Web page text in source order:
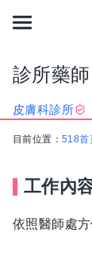
診所藥師
皮膚科診所
目前位置： 518首
工作內
依照醫師處